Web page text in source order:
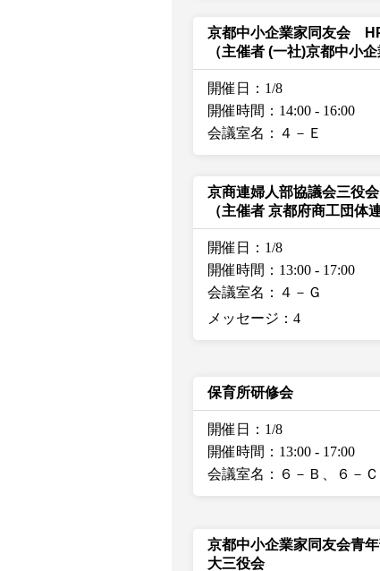
京都中小企業家同友会
（主催者 (一社)京都中小
開催日：1/8
開催時間：14:00 - 16:00
会議室名：４－Ｅ
京商連婦人部協議会三役会
（主催者 京都府商工団体
開催日：1/8
開催時間：13:00 - 17:00
会議室名：４－Ｇ
メッセージ：4
保育所研修会
開催日：1/8
開催時間：13:00 - 17:00
会議室名：６－Ｂ、６－Ｃ
京都中小企業家同友会青
大三役会